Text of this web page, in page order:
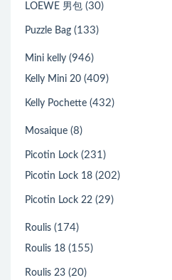
LOEWE 男包 (30)
Puzzle Bag (133)
Mini kelly (946)
Kelly Mini 20 (409)
Kelly Pochette (432)
Mosaique (8)
Picotin Lock (231)
Picotin Lock 18 (202)
Picotin Lock 22 (29)
Roulis (174)
Roulis 18 (155)
Roulis 23 (20)